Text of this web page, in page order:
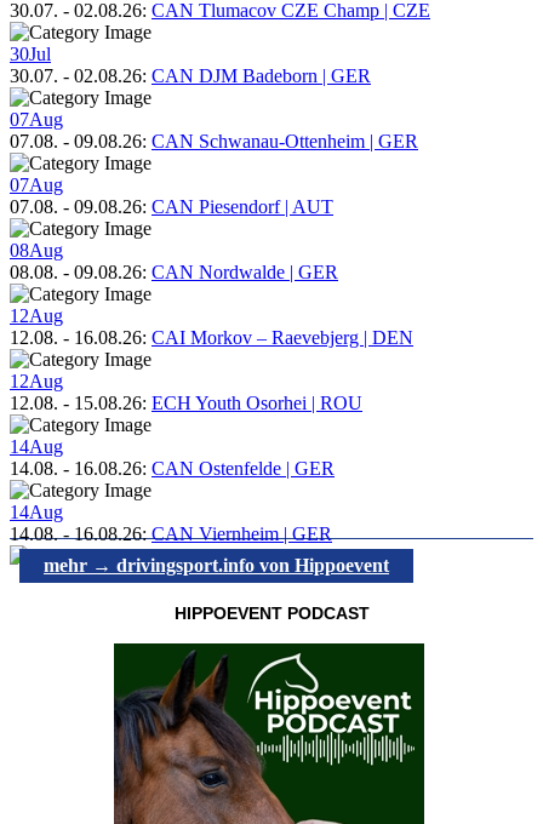
30.07. - 02.08.26: CAN Tlumacov CZE Champ | CZE
30Jul
30.07. - 02.08.26: CAN DJM Badeborn | GER
07Aug
07.08. - 09.08.26: CAN Schwanau-Ottenheim | GER
07Aug
07.08. - 09.08.26: CAN Piesendorf | AUT
08Aug
08.08. - 09.08.26: CAN Nordwalde | GER
12Aug
12.08. - 16.08.26: CAI Morkov – Raevebjerg | DEN
12Aug
12.08. - 15.08.26: ECH Youth Osorhei | ROU
14Aug
14.08. - 16.08.26: CAN Ostenfelde | GER
14Aug
14.08.-16.08.26:CAN Viernheim | GER
mehr → drivingsport.info von Hippoevent
HIPPOEVENT PODCAST